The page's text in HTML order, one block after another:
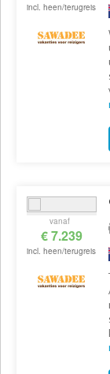
incl. heen/terugreis
vanaf
€ 7.239
incl. heen/terugreis